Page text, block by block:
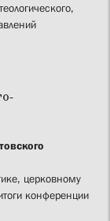
церковному
конференции